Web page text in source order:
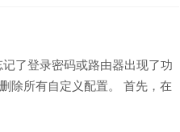
了登录密码或路由器出现了功
除所有自定义配置。 首先，在